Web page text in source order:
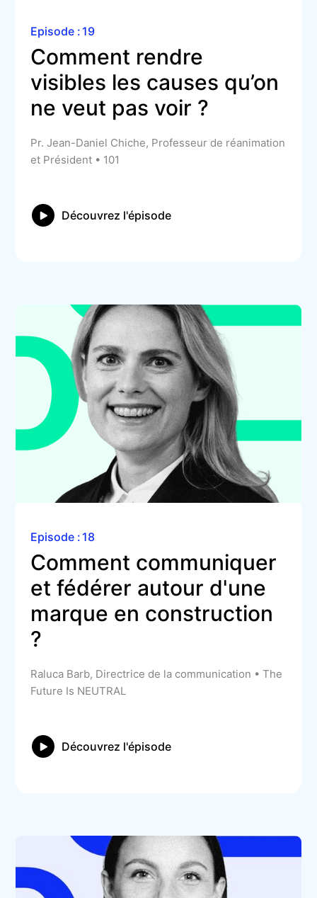
Episode : 19
Comment rendre
visibles les causes qu’on
ne veut pas voir ?
Pr. Jean-Daniel Chiche, Professeur de réanimation
et Président • 101
Découvrez l'épisode
Episode : 18
Comment communiquer
et fédérer autour d'une
marque en construction
?
Raluca Barb, Directrice de la communication • The
Future Is NEUTRAL
Découvrez l'épisode